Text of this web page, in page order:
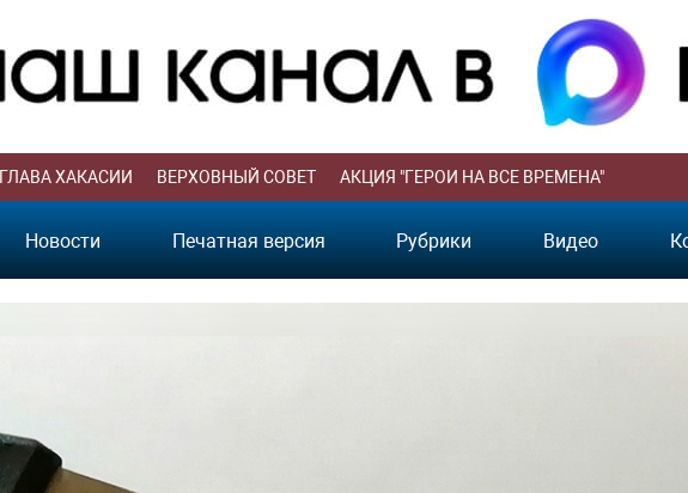
ГЛАВА ХАКАСИИ ВЕРХОВНЫЙ СОВЕТ АКЦИЯ "ГЕРОИ НА ВСЕ ВРЕМЕНА"
Новости Печатная версия Рубрики Видео